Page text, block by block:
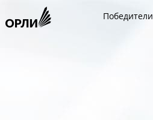
Победители